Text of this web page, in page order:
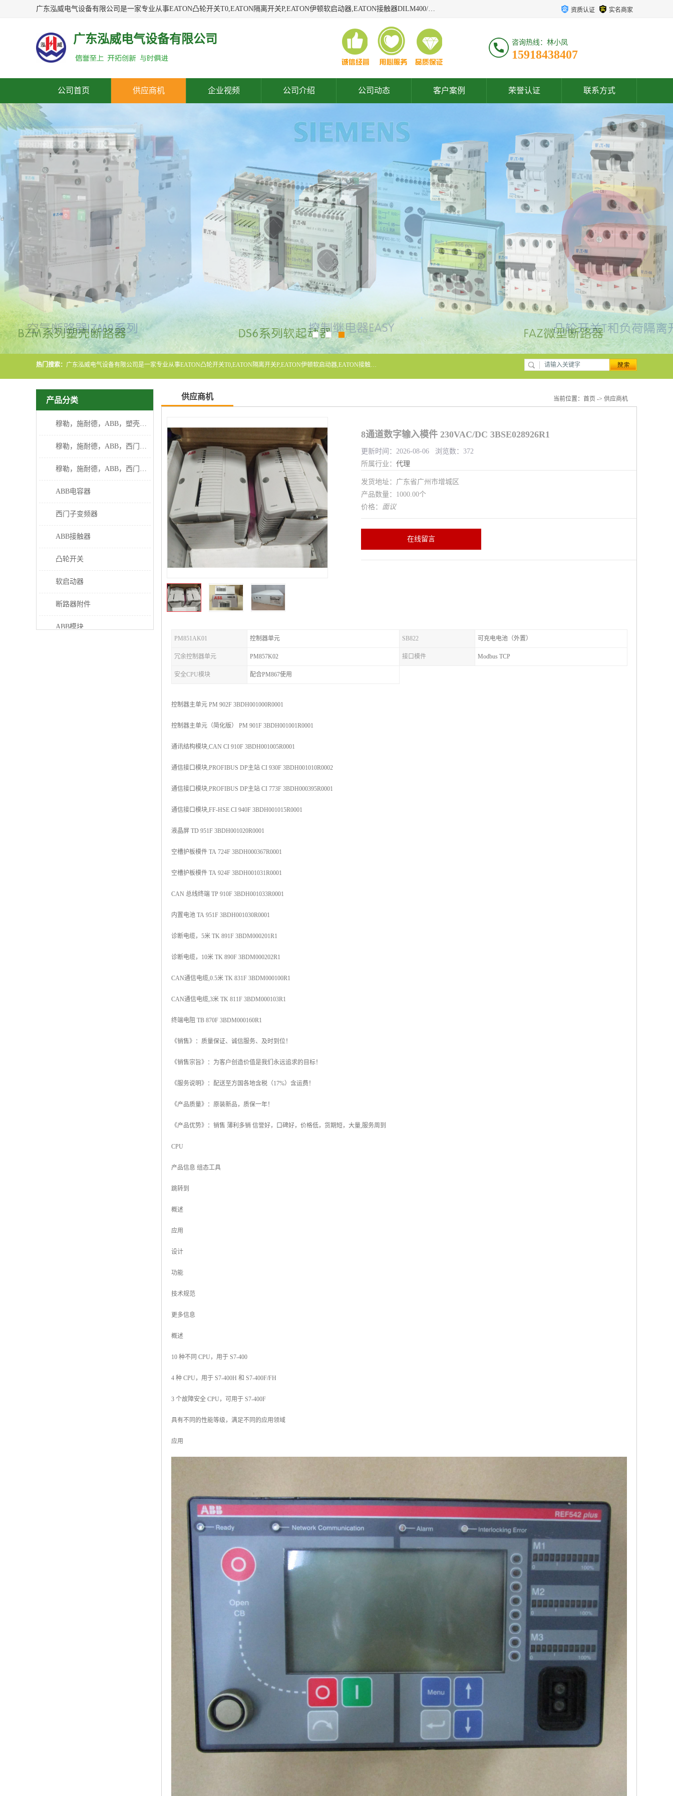
广东泓威电气设备有限公司是一家专业从事EATON凸轮开关T0,EATON隔离开关P,EATON伊顿软启动器,EATON接触器DILM400/22,ETN隔离开关P1-32/EA/SVB,凸轮开关T0-2-1/EA/SVB,伊顿软启动器S811+V42N3SP等品牌的电气自动化产品代理经销商。 资质认证 实名商家
广东泓威电气设备有限公司 咨询热线：林小凤
15918438407
公司首页 供应商机 企业视频 公司介绍 公司动态 客户案例 荣誉认证 联系方式
热门搜索： 广东泓威电气设备有限公司是一家专业从事EATON凸轮开关T0,EATON隔离开关P,EATON伊顿软启动器,EATON接触器DILM400/22,ETN隔离开关P1-32/EA/SVB,凸轮开关T0-2-1/EA/SVB,伊顿软启动器S811+V42N3SP等品牌的电气自动化产品代理经销商。
产品分类
穆勒，施耐德，ABB，塑壳断路器
穆勒，施耐德，ABB，西门子断路器
穆勒，施耐德，ABB，西门子接触器
ABB电容器
西门子变频器
ABB接触器
凸轮开关
软启动器
断路器附件
ABB模块
供应商机 当前位置： 首页 -> 供应商机
8通道数字输入模件 230VAC/DC 3BSE028926R1
更新时间：2026-08-06 浏览数：372
所属行业： 代理
发货地址：广东省广州市增城区
产品数量：1000.00个
价格： 面议
在线留言
PM851AK01 控制器单元 SB822 可充电电池（外置）
冗余控制器单元 PM857K02 接口模件 Modbus TCP
安全CPU模块 配合PM867使用
控制器主单元 PM 902F 3BDH001000R0001
控制器主单元（简化版） PM 901F 3BDH001001R0001
通讯结构模块,CAN CI 910F 3BDH001005R0001
通信接口模块,PROFIBUS DP主站 CI 930F 3BDH001010R0002
通信接口模块,PROFIBUS DP主站 CI 773F 3BDH000395R0001
通信接口模块,FF-HSE CI 940F 3BDH001015R0001
液晶屏 TD 951F 3BDH001020R0001
空槽护板模件 TA 724F 3BDH000367R0001
空槽护板模件 TA 924F 3BDH001031R0001
CAN 总线终端 TP 910F 3BDH001033R0001
内置电池 TA 951F 3BDH001030R0001
诊断电缆，5米 TK 891F 3BDM000201R1
诊断电缆，10米 TK 890F 3BDM000202R1
CAN通信电缆,0.5米 TK 831F 3BDM000100R1
CAN通信电缆,3米 TK 811F 3BDM000103R1
终端电阻 TB 870F 3BDM000160R1
《销售》：质量保证、诚信服务、及时到位！
《销售宗旨》：为客户创造价值是我们永远追求的目标！
《服务说明》：配送至方国各地含税（17%）含运费！
《产品质量》：原装新品，质保一年！
《产品优势》：销售 薄利多销 信誉好，口碑好，价格低，货期短，大量,服务周到
CPU
产品信息 组态工具
跳转到
概述
应用
设计
功能
技术规范
更多信息
概述
10 种不同 CPU，用于 S7-400
4 种 CPU，用于 S7-400H 和 S7-400F/FH
3 个故障安全 CPU，可用于 S7-400F
具有不同的性能等级，满足不同的应用领域
应用